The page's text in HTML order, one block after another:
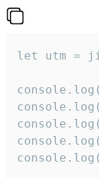
let utm =